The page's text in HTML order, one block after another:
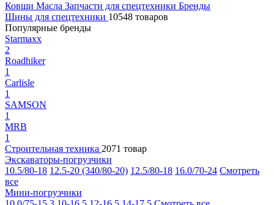
Ковши Масла Запчасти для спецтехники Бренды
Шины для спецтехники 10548 товаров
Популярные бренды
Starmaxx
2
Roadhiker
1
Carlisle
1
SAMSON
1
MRB
1
Строительная техника 2071 товар
Экскаваторы-погрузчики
10.5/80-18 12.5-20 (340/80-20) 12.5/80-18 16.0/70-24 Смотреть
все
Мини-погрузчики